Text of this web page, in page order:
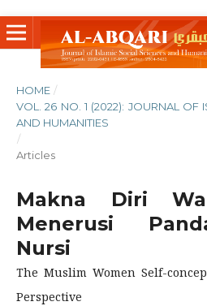
HOME /
VOL. 26 NO. 1 (2022): JOURNAL OF
AND HUMANITIES
/
Articles
Makna Diri
Menerusi
Nursi
The Muslim Women Self-
Perspective